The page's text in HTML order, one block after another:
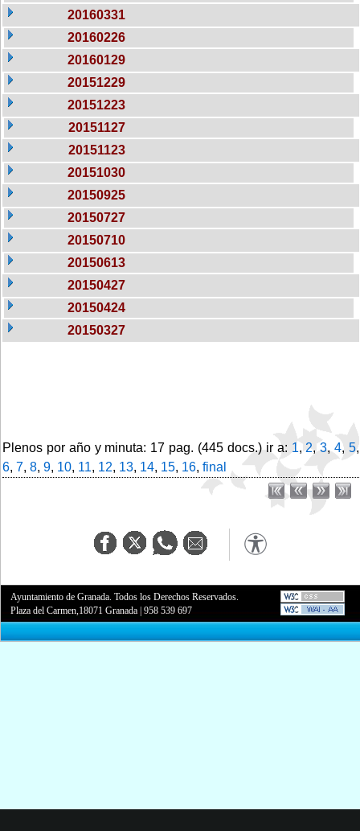
20160331
20160226
20160129
20151229
20151223
20151127
20151123
20151030
20150925
20150727
20150710
20150613
20150427
20150424
20150327
Plenos por año y minuta: 17 pag. (445 docs.) ir a: 1,2,3,4,5,
6, 7, 8, 9, 10, 11, 12, 13, 14, 15, 16, final
Ayuntamiento de Granada. Todos los Derechos Reservados.
Plaza del Carmen,18071 Granada |958 539 697